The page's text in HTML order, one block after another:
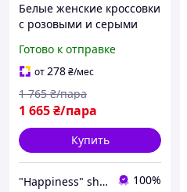
Белые женские кроссовки
с розовыми и серыми
Готово к отправке
от278₴/мес
1 665₴/пара
1 765 ₴/пара
Купить
"Happiness" shop 100%